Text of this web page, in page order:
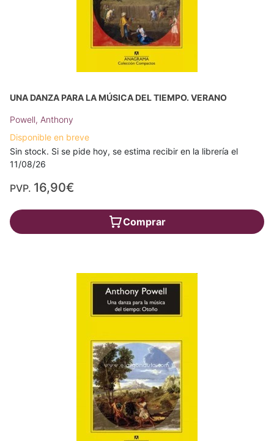
UNA DANZA PARA LA MÚSICA DEL TIEMPO. VERANO
Powell, Anthony
Disponible en breve
Sin stock. Si se pide hoy, se estima recibir en la librería el
11/08/26
PVP. 16,90€
Comprar